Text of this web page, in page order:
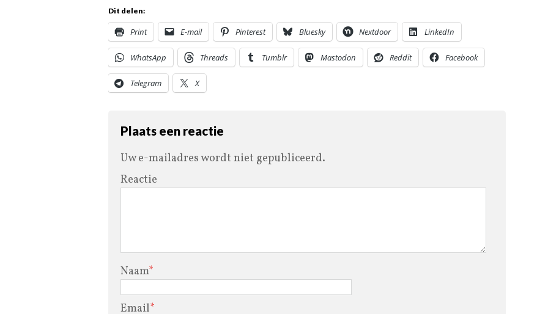
Dit delen:
Print E-mail Pinterest Bluesky Nextdoor LinkedIn
WhatsApp Threads Tumblr Mastodon Reddit Facebook
Telegram X
Plaats een reactie
Uw e-mailadres wordt niet gepubliceerd.
Reactie
Naam*
Email*